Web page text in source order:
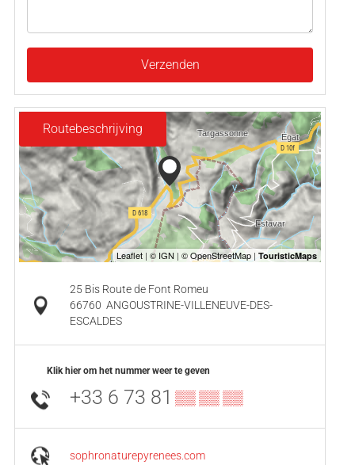
Verzenden
Routebeschrijving
25 Bis Route de Font Romeu
66760 ANGOUSTRINE-VILLENEUVE-DES-
ESCALDES
Klik hier om het nummer weer te geven
+33 6 73 81 ▒▒ ▒▒ ▒▒
sophronaturepyrenees.com